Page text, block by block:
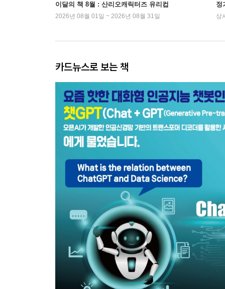
이달의 책 8월 : 산리오캐릭터즈 유리컵
2026년 08월 01일 ~ 2026년 08월 31일
정
상
카드뉴스로 보는 책